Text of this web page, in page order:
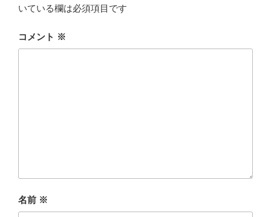
いている欄は必須項目です
コメント ※
名前 ※